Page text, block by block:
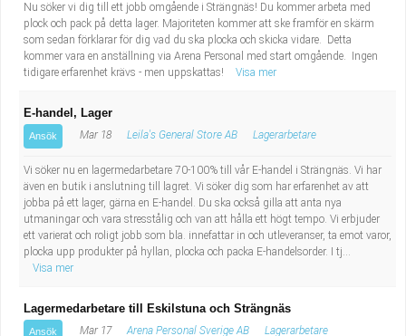
Nu söker vi dig till ett jobb omgående i Strängnäs! Du kommer arbeta med
plock och pack på detta lager. Majoriteten kommer att ske framför en skärm
som sedan förklarar för dig vad du ska plocka och skicka vidare. Detta
kommer vara en anställning via Arena Personal med start omgående. Ingen
tidigare erfarenhet krävs - men uppskattas!
Visa mer
E-handel, Lager
Ansök Mar 18 Leila's General Store AB Lagerarbetare
Vi söker nu en lagermedarbetare 70-100% till vår E-handel i Strängnäs. Vi har
även en butik i anslutning till lagret. Vi söker dig som har erfarenhet av att
jobba på ett lager, gärna en E-handel. Du ska också gilla att anta nya
utmaningar och vara stresstålig och van att hålla ett högt tempo. Vi erbjuder
ett varierat och roligt jobb som bla. innefattar in och utleveranser, ta emot varor,
plocka upp produkter på hyllan, plocka och packa E-handelsorder. I tj...
Visa mer
Lagermedarbetare till Eskilstuna och Strängnäs
Ansök Mar 17 Arena Personal Sverige AB Lagerarbetare